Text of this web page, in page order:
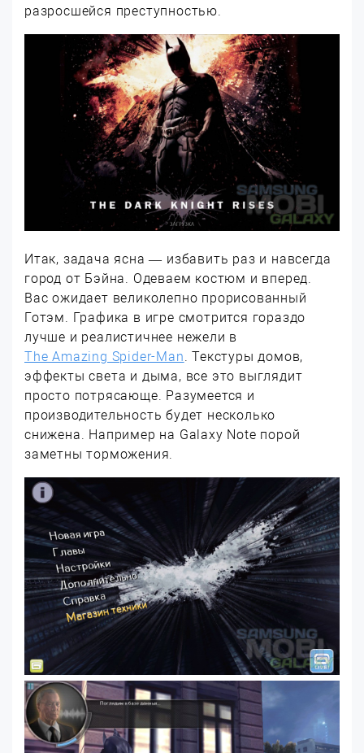
разросшейся преступностью.
Итак, задача ясна — избавить раз и навсегда
город от Бэйна. Одеваем костюм и вперед.
Вас ожидает великолепно прорисованный
Готэм. Графика в игре смотрится гораздо
лучше и реалистичнее нежели в
The Amazing Spider-Man. Текстуры домов,
эффекты света и дыма, все это выглядит
просто потрясающе. Разумеется и
производительность будет несколько
снижена. Например на Galaxy Note порой
заметны торможения.